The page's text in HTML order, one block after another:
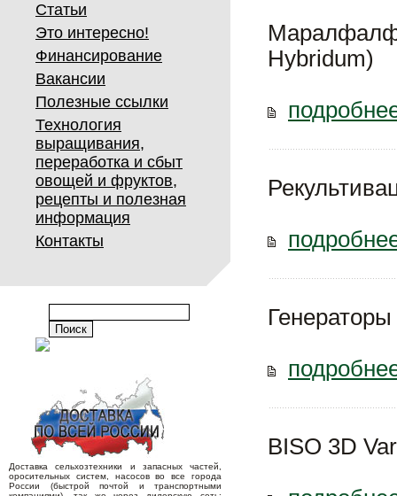
Статьи
Это интересно!
Финансирование
Вакансии
Полезные ссылки
Технология
выращивания,
переработка и сбыт
овощей и фруктов,
рецепты и полезная
информация
Контакты
Доставка сельхозтехники и запасных частей,
оросительных систем, насосов во все города
России (быстрой почтой и транспортными
Hybridum)
BISO 3D